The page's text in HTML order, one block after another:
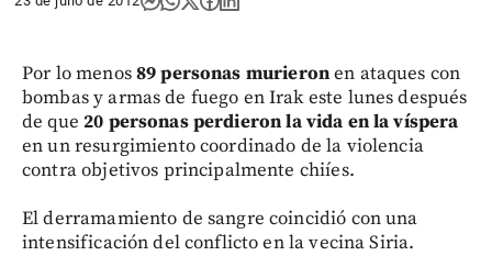
Por lo menos89 personas murieronen ataques con
bombas y armas de fuego en Irak este lunes después
de que20 personas perdieron la vida en la víspera
en un resurgimiento coordinado de la violencia
contra objetivos principalmente chiíes.
El derramamiento de sangre coincidió con una
intensificación del conflicto en la vecina Siria.